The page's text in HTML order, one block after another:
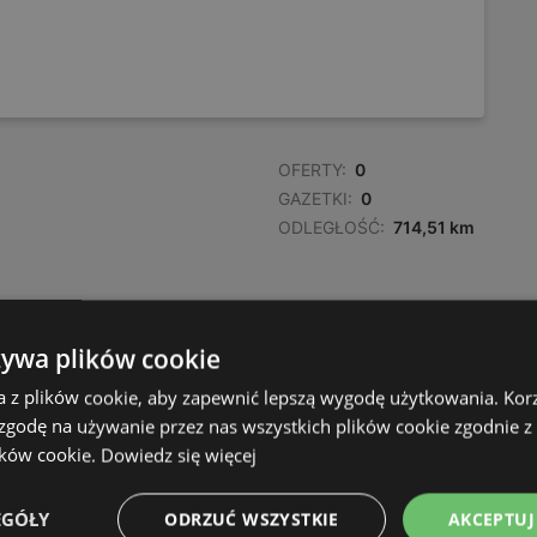
OFERTY: 0
GAZETKI: 0
ODLEGŁOŚĆ: 714,51 km
plików cookie
z plików cookie, aby zapewnić lepszą wygodę użytkowania.
na używanie przez nas wszystkich plików cookie zgodnie
cookie. Dowiedz się więcej
ODRZUĆ WSZYSTKIE